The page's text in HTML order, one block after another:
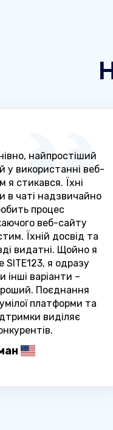
найпростіший
у використанні веб-
я стикався. Їхні
в чаті надзвичайно
процес
веб-сайту
Їхній досвід та
видатні. Щойно я
SITE123, я одразу
інші варіанти –
Поєднання
платформи та
виділяє